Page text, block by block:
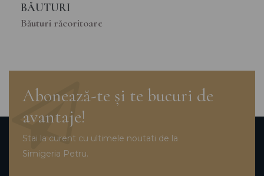
BĂUTURI
Băuturi răcoritoare
Abonează-te și te bucuri de
avantaje!
Stai la curent cu ultimele noutati de la
Simigeria Petru.